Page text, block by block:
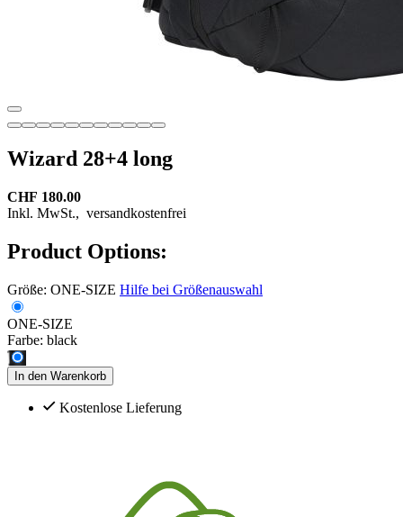
Wizard 28+4 long
CHF 180.00
Inkl. MwSt., versandkostenfrei
Product Options:
Größe: ONE-SIZE Hilfe bei Größenauswahl
ONE-SIZE
Farbe: black
In den Warenkorb
Kostenlose Lieferung